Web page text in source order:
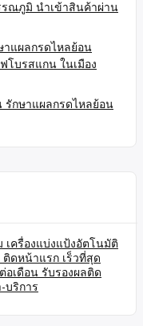
รณภูมิ นำเข้าสินค้าผ่าน
าแผลกรดไหลย้อน
โบรสแกน ในเมือง
กษาแผลกรดไหลย้อน
ครื่องแบ่งแป้งอัตโนมัติ
ติดหน้าแรก เร็วที่สุด
อเดือน รับรองผลติด
บริการ